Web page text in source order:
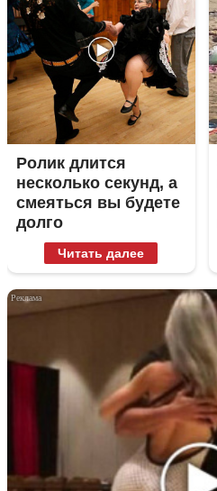
Ролик длится
несколько секунд, а
смеяться вы будете
долго
Читать далее